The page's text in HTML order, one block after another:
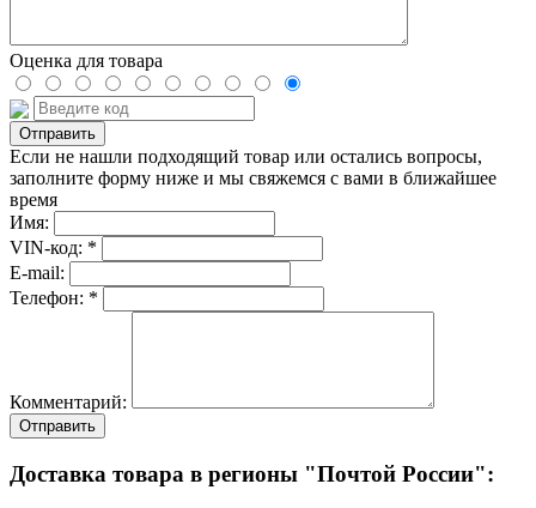
Оценка для товара
Если не нашли подходящий товар или остались вопросы,
заполните форму ниже и мы свяжемся с вами в ближайшее
время
Имя:
VIN-код: *
E-mail:
Телефон: *
Комментарий:
Отправить
Доставка товара в регионы "Почтой России":